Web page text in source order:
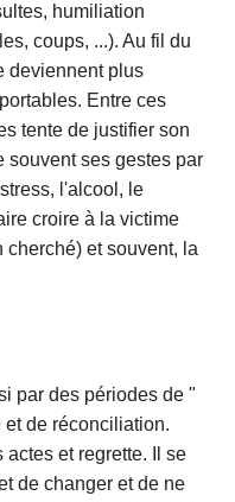
humiliation
coups, ...). Au fil du
deviennent plus
Entre ces
tente de justifier son
souvent ses gestes par
l'alcool, le
croire à la victime
et souvent, la
par des périodes de "
et de réconciliation.
actes et regrette. Il se
de changer et de ne